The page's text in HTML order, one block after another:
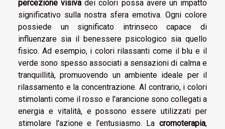
percezione visiva dei colori possa avere un impatto
significativo sulla nostra sfera emotiva. Ogni colore
possiede un significato intrinseco capace di
influenzare sia il benessere psicologico sia quello
fisico. Ad esempio, i colori rilassanti come il blu e il
verde sono spesso associati a sensazioni di calma e
tranquillità, promuovendo un ambiente ideale per il
rilassamento e la concentrazione. Al contrario, i colori
stimolanti come il rosso e l'arancione sono collegati a
energia e vitalità, e possono essere utilizzati per
stimolare l'azione e l'entusiasmo. La cromoterapia,